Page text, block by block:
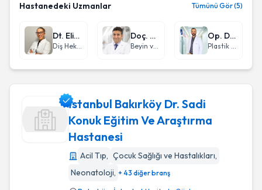
Hastanedeki Uzmanlar Tümünü Gör (5)
Dt. Elif Akdeniz
Diş Hekimi
Doç. Dr. Halil İbrahim Sun
Beyin ve Sinir Cerrahisi
Op. Dr. Rojhat Çelikkaya
Plastik Rekonstrüktif ve Estetik Cerrahi
İstanbul Bakırköy Dr. Sadi
Konuk Eğitim Ve Araştırma
Hastanesi
Acil Tıp, Çocuk Sağlığı ve Hastalıkları,
Neonatoloji, + 43 diğer branş